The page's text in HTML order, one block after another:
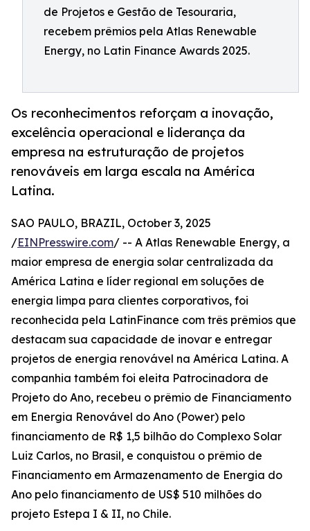
de Projetos e Gestão de Tesouraria,
recebem prêmios pela Atlas Renewable
Energy, no Latin Finance Awards 2025.
Os reconhecimentos reforçam a inovação,
excelência operacional e liderança da
empresa na estruturação de projetos
renováveis em larga escala na América
Latina.
SAO PAULO, BRAZIL, October 3, 2025
/EINPresswire.com/ -- A Atlas Renewable Energy, a
maior empresa de energia solar centralizada da
América Latina e líder regional em soluções de
energia limpa para clientes corporativos, foi
reconhecida pela LatinFinance com três prêmios que
destacam sua capacidade de inovar e entregar
projetos de energia renovável na América Latina. A
companhia também foi eleita Patrocinadora de
Projeto do Ano, recebeu o prêmio de Financiamento
em Energia Renovável do Ano (Power) pelo
financiamento de R$ 1,5 bilhão do Complexo Solar
Luiz Carlos, no Brasil, e conquistou o prêmio de
Financiamento em Armazenamento de Energia do
Ano pelo financiamento de US$ 510 milhões do
projeto Estepa I & II, no Chile.